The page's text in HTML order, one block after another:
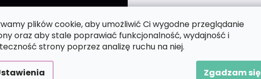
plików cookie, aby umożliwić Ci wygodne przeglądanie
oraz aby stale poprawiać funkcjonalność, wydajność i
strony poprzez analizę ruchu na niej.
Zgadzam się
numerach.